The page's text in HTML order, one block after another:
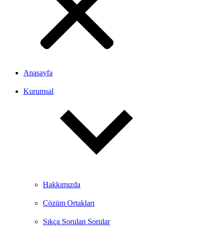
Anasayfa
Kurumsal
Hakkımızda
Çözüm Ortakları
Sıkça Sorulan Sorular